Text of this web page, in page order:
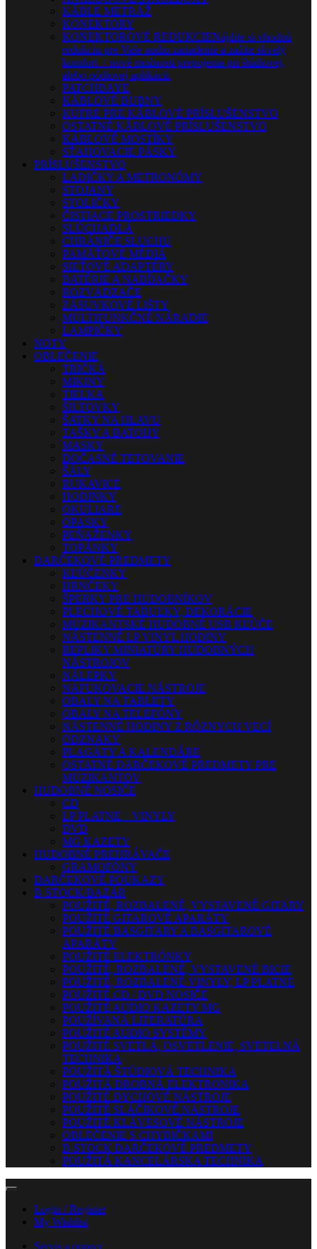
KÁBLE METRÁŽ
KONEKTORY
KONEKTOROVÉ REDUKCIENájdite si vhodnú
redukciu pre Vaše audio zariadenie a zažite skvelý
komfort + nové možnosti prepojenia pri štúdiovej,
alebo pódiovej aplikácii.
PATCHBAYE
KÁBLOVÉ BUBNY
KUFRE PRE KÁBLOVÉ PRÍSLUŠENSTVO
OSTATNÉ KÁBLOVÉ PRÍSLUŠENSTVO
KÁBLOVÉ MOSTÍKY
SŤAHOVACIE PÁSKY
PRÍSLUŠENSTVO
LADIČKY A METRONÓMY
STOJANY
STOLIČKY
ČISTIACE PROSTRIEDKY
SLÚCHADLÁ
CHRÁNIČE SLUCHU
PAMÄŤOVÉ MÉDIÁ
SIEŤOVÉ ADAPTÉRY
BATÉRIE A NABÍJAČKY
ROZVÁDZAČE
ZÁSUVKOVÉ LIŠTY
MULTIFUNKČNÉ NÁRADIE
LAMPIČKY
NOTY
OBLEČENIE
TRIČKÁ
MIKINY
TIELKA
ŠILTOVKY
ŠATKY NA HLAVU
TAŠKY A BATOHY
MASKY
DOČASNÉ TETOVANIE
ŠÁLY
RUKAVICE
HODINKY
OKULIARE
OPASKY
PEŇAŽENKY
TOPÁNKY
DARČEKOVÉ PREDMETY
KĽÚČENKY
HRNČEKY
ŠPERKY PRE HUDOBNÍKOV
PLECHOVÉ TABUĽKY, DEKORÁCIE
MUZIKANTSKÉ HUDOBNÉ USB KĽÚČE
NÁSTENNÉ LP VINYL HODINY
REPLIKY-MINIATÚRY HUDOBNÝCH
NÁSTROJOV
NÁLEPKY
NAFUKOVACIE NÁSTROJE
OBALY NA TABLETY
OBALY NA TELEFÓNY
NÁSTENNÉ HODINY Z RÔZNYCH VECÍ
ODZNAKY
PLAGÁTY A KALENDÁRE
OSTATNÉ DARČEKOVÉ PREDMETY PRE
MUZIKANTOV
HUDOBNÉ NOSIČE
CD
LP PLATNE – VINYLY
DVD
MG KAZETY
HUDOBNÉ PREHRÁVAČE
GRAMOFÓNY
DARČEKOVÉ POUKAZY
B-STOCK/BAZÁR
POUŽITÉ, ROZBALENÉ, VYSTAVENÉ GITARY
POUŽITÉ GITAROVÉ APARÁTY
POUŽITÉ BASGITARY A BASGITAROVÉ
APARÁTY
POUŽITÉ ELEKTRÓNKY
POUŽITÉ, ROZBALENÉ, VYSTAVENÉ BICIE
POUŽITÉ, ROZBALENÉ VINYLY, LP PLATNE
POUŽITÉ CD / DVD NOSIČE
POUŽITÉ AUDIO KAZETY MG
POUŽÍVANÁ LITERATÚRA
POUŽITÉ AUDIO SYSTÉMY
POUŽITÉ SVETLÁ, OSVETLENIE, SVETELNÁ
TECHNIKA
POUŽITÁ ŠTÚDIOVÁ TECHNIKA
POUŽITÁ DROBNÁ ELEKTRONIKA
POUŽITÉ DYCHOVÉ NÁSTROJE
POUŽITÉ SLÁČIKOVÉ NÁSTROJE
POUŽITÉ KLÁVESOVÉ NÁSTROJE
OBLEČENIE S CHYBIČKAMI
B-STOCK DARČEKOVÉ PREDMETY
POUŽITÁ KANCELÁRSKA TECHNIKA
Login / Register
My Wishlist
Servis a opravy